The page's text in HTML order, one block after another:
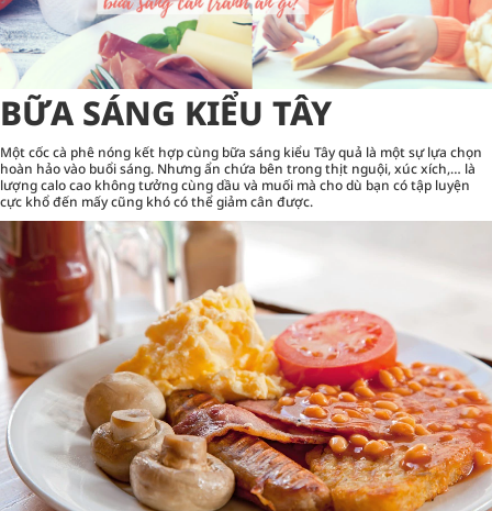
BỮA SÁNG KIỂU TÂY
Một cốc cà phê nóng kết hợp cùng bữa sáng kiểu Tây quả là một sự lựa chọn
hoàn hảo vào buổi sáng. Nhưng ẩn chứa bên trong thịt nguội, xúc xích,… là
lượng calo cao không tưởng cùng dầu và muối mà cho dù bạn có tập luyện
cực khổ đến mấy cũng khó có thể giảm cân được.